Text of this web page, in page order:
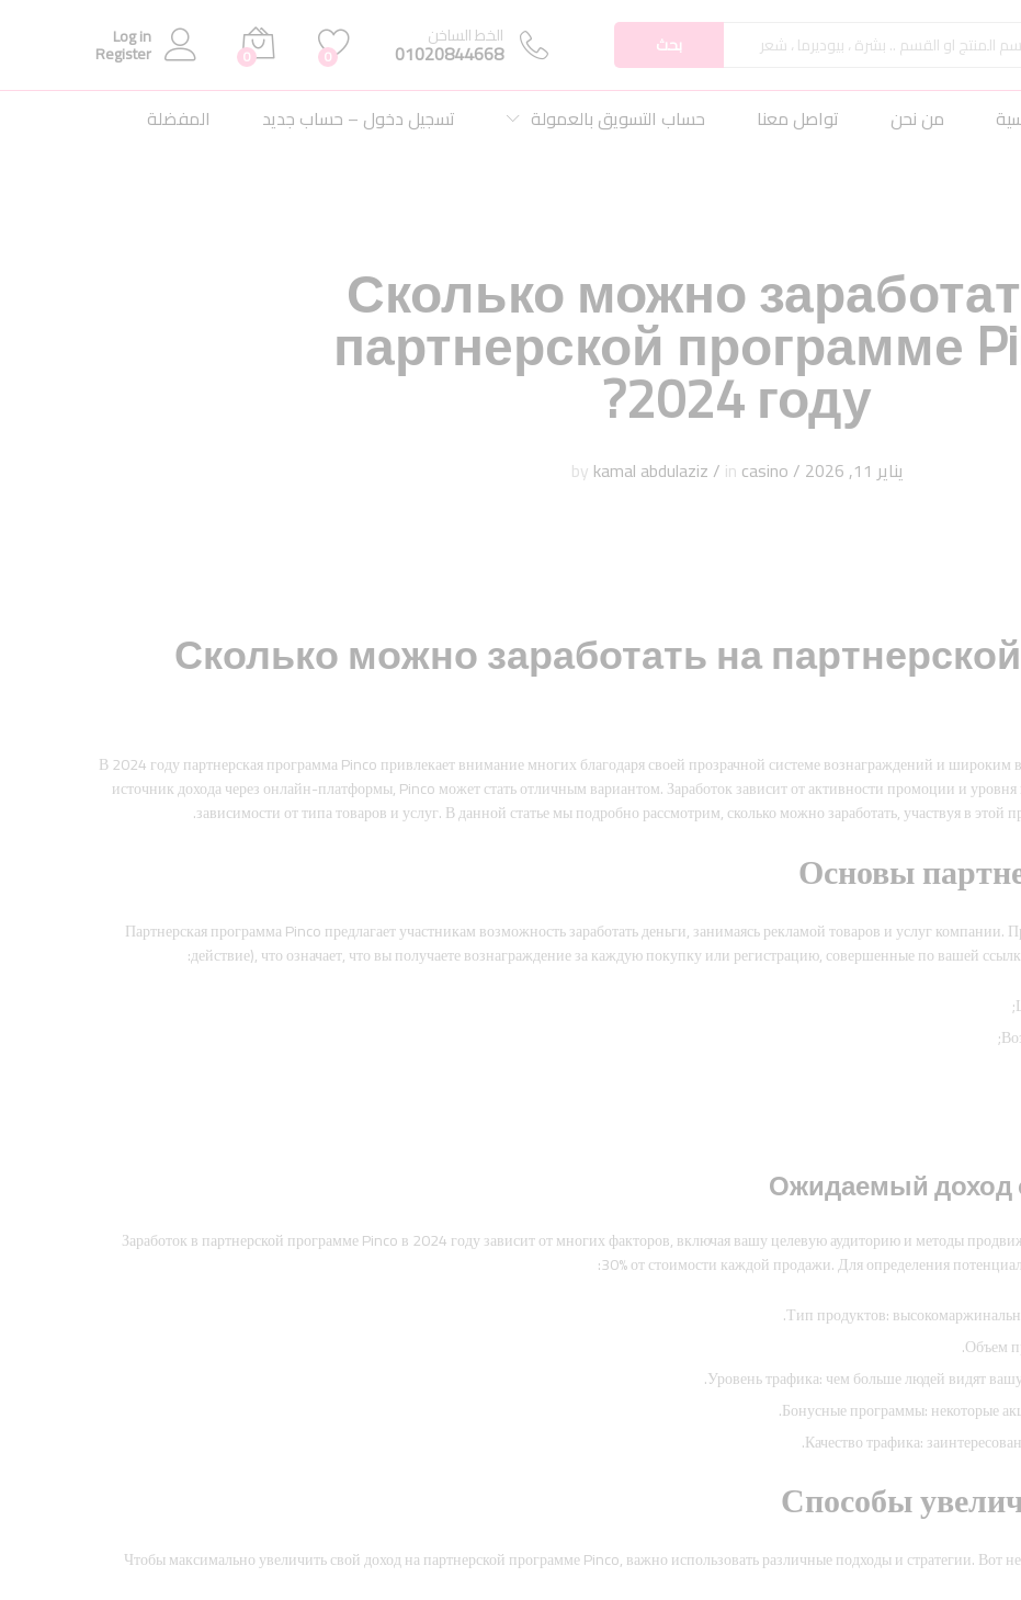
بحث الخط الساخن
01020844668
0
0
Log in
Register
من نحن تواصل معنا حساب التسويق بالعمولة تسجيل دخول – حساب جديد المفضلة
Сколько можно
партнерской программе
2024 году?
يناير 11, 2026 /
kamal abdulaziz / in casino
Сколько можно заработать на
В 2024 году партнерская программа Pinco привлекает внимание многих благодаря своей прозрачной системе вознаграждений и
источник дохода через онлайн-платформы, Pinco может стать отличным вариантом. Заработок зависит от активности промоции и
зависимости от типа товаров и услуг. В данной статье мы подробно рассмотрим, сколько можно заработать, участвуя в этой
Основы
Партнерская программа Pinco предлагает участникам возможность заработать деньги, занимаясь рекламой товаров и услуг компании.
действие), что означает, что вы получаете вознаграждение за каждую покупку или регистрацию, совершенные по вашей
Ожидаемый доход
Заработок в партнерской программе Pinco в 2024 году зависит от многих факторов, включая вашу целевую аудиторию и методы
30% от стоимости каждой продажи. Для определения
Тип продуктов:
Объем
Уровень трафика: чем больше людей видят
Бонусные программы: некоторые
Качество трафика:
Способы
Чтобы максимально увеличить свой доход на партнерской программе Pinco, важно использовать различные подходы и стратегии. Вот